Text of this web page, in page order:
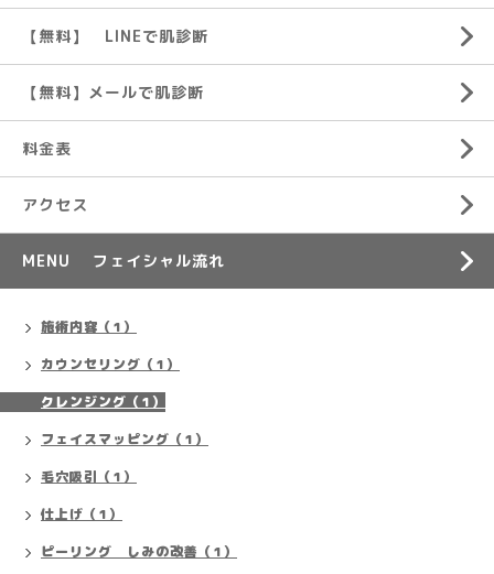
【無料】 LINEで肌診断
【無料】メールで肌診断
料金表
アクセス
MENU フェイシャル流れ
施術内容（1）
カウンセリング（1）
クレンジング（1）
フェイスマッピング（1）
毛穴吸引（1）
仕上げ（1）
ピーリング しみの改善（1）